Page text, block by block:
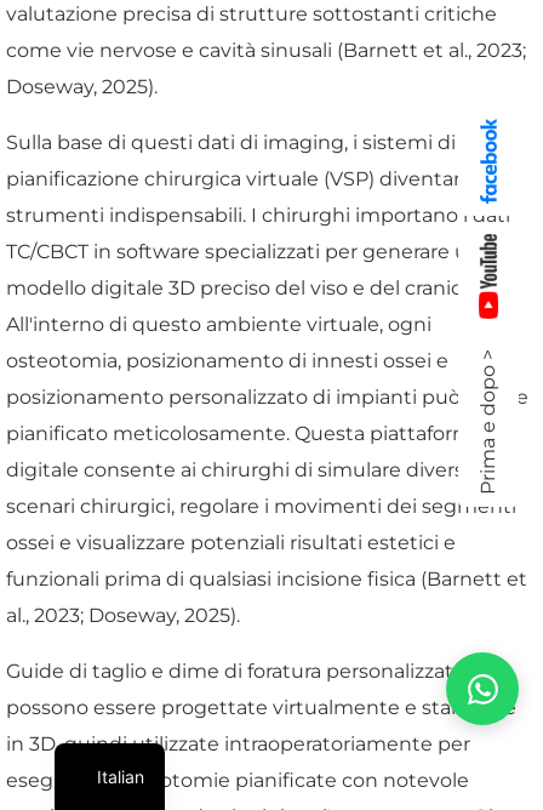
valutazione precisa di strutture sottostanti critiche
come vie nervose e cavità sinusali (Barnett et al., 2023;
Doseway, 2025).
Sulla base di questi dati di imaging, i sistemi di
pianificazione chirurgica virtuale (VSP) diventano
strumenti indispensabili. I chirurghi importano i dati
TC/CBCT in software specializzati per generare un
modello digitale 3D preciso del viso e del cranio.
All'interno di questo ambiente virtuale, ogni
osteotomia, posizionamento di innesti ossei e
posizionamento personalizzato di impianti può essere
pianificato meticolosamente. Questa piattaforma
digitale consente ai chirurghi di simulare diversi
scenari chirurgici, regolare i movimenti dei segmenti
ossei e visualizzare potenziali risultati estetici e
funzionali prima di qualsiasi incisione fisica (Barnett et
al., 2023; Doseway, 2025).
Guide di taglio e dime di foratura personalizzate
possono essere progettate virtualmente e stampate
in 3D, quindi utilizzate intraoperatoriamente per
eseguire le osteotomie pianificate con notevole
Prima e dopo >
Italian